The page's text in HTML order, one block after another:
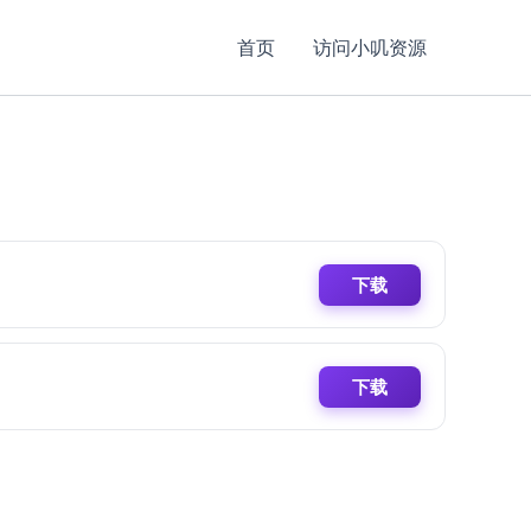
首页 访问小叽资源
下载
下载